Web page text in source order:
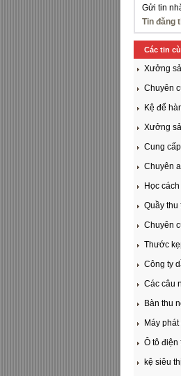
Gửi tin
Tin đăng
Các tin
Xưởng
Chuyên
Kệ để
Xưởng
Cung
Chuyên
Học
Quầy thu
Chuyên
Thước
Công ty
Các câu
Bàn thu
Máy
Ô tô điện
kệ siêu